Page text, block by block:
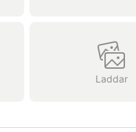
Laddar